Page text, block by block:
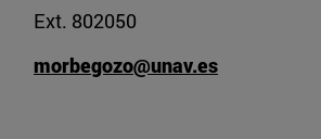
Ext. 802050
morbegozo@unav.es